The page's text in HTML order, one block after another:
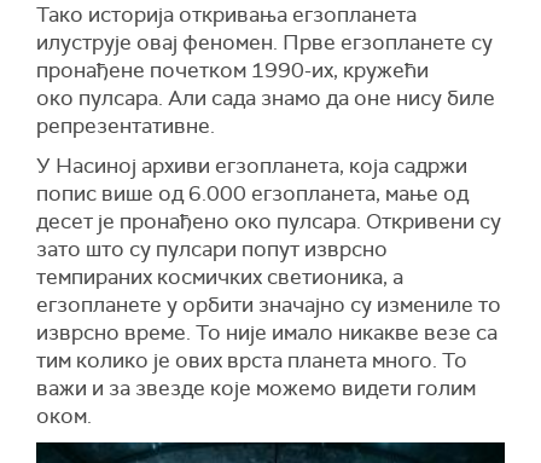
Тако историја откривања егзопланета
илуструје овај феномен. Прве егзопланете су
пронађене почетком 1990-их, кружећи
око пулсара. Али сада знамо да оне нису биле
репрезентативне.
У Насиној архиви егзопланета, која садржи
попис више од 6.000 егзопланета, мање од
десет је пронађено око пулсара. Откривени су
зато што су пулсари попут изврсно
темпираних космичких светионика, а
егзопланете у орбити значајно су измениле то
изврсно време. То није имало никакве везе са
тим колико је ових врста планета много. То
важи и за звезде које можемо видети голим
оком.